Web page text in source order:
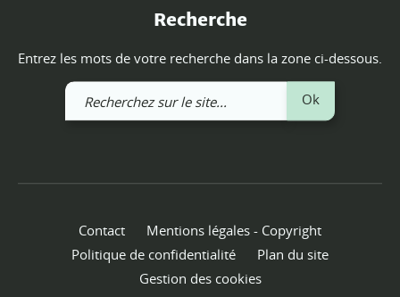
Recherche
Entrez les mots de votre recherche dans la zone ci-dessous.
Recherchez
sur
Ok
Contact
Mentions légales - Copyright
Politique de confidentialité
Plan du site
Gestion des cookies